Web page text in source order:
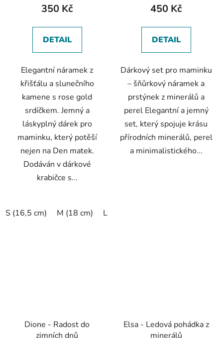
rose gold srdíčkem
350 Kč
DETAIL
Elegantní náramek z
křišťálu a slunečního
kamene s rose gold
srdíčkem. Jemný a
láskyplný dárek pro
maminku, který potěší
nejen na Den matek.
Dodáván v dárkové
krabičce s...
S (16,5 cm) M (18 cm) L (19,5 cm)
perel
450 Kč
DETAIL
Dárkový set pro maminku
– šňůrkový náramek a
prstýnek z minerálů a
perel Elegantní a jemný
set, který spojuje krásu
přírodních minerálů, perel
a minimalistického...
Dione - Radost do
zimních dnů
Elsa - Ledová pohádka z
minerálů